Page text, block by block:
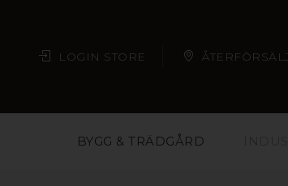
LOGIN STORE
BYGG & TRÄDGÅRD